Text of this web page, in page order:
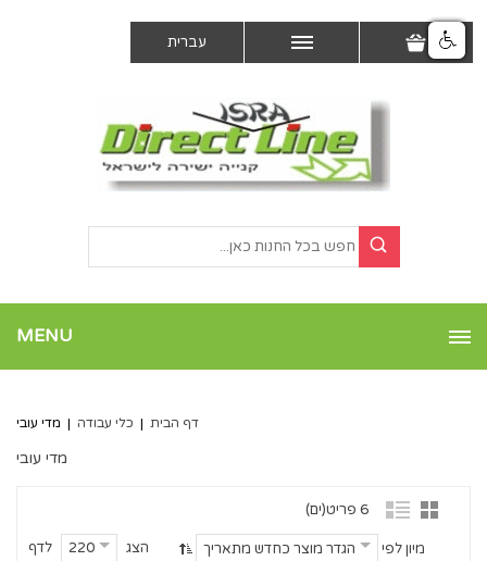
עברית
MENU
דף הבית | כלי עבודה | מדי עובי
מדי עובי
6 פריט(ים)
הצג 220 לדף מיון לפי הגדר מוצר כחדש מתאריך